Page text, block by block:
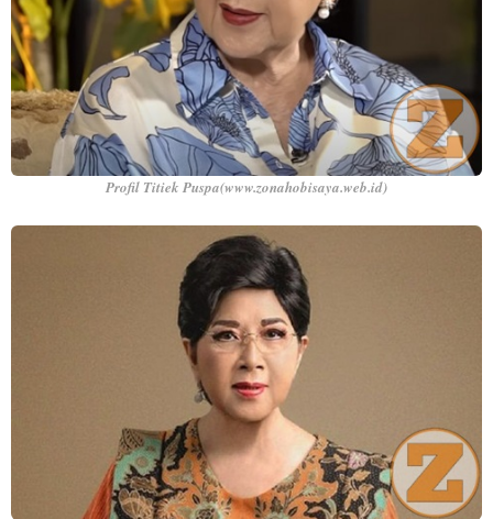
Profil Titiek Puspa(www.zonahobisaya.web.id)